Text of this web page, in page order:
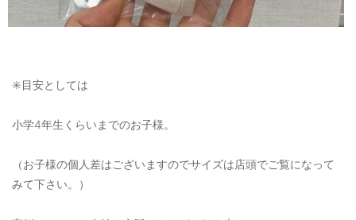
✳️目安としては
小学4年生くらいまでのお子様。
（お子様の個人差はございますのでサイズは店頭でご覧になって
みて下さい。）